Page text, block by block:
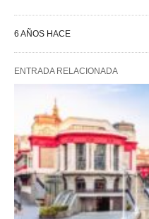
6 AÑOS HACE
ENTRADA RELACIONADA